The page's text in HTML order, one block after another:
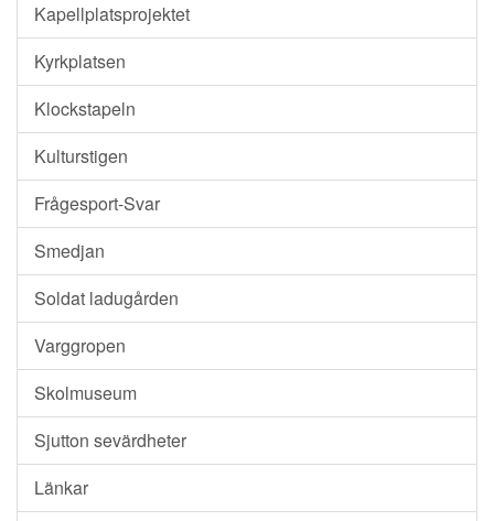
Kapellplatsprojektet
Kyrkplatsen
Klockstapeln
Kulturstigen
Frågesport-Svar
Smedjan
Soldat ladugården
Varggropen
Skolmuseum
Sjutton sevärdheter
Länkar